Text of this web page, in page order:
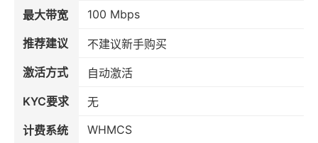
最大带宽 100 Mbps
推荐建议
不建议新手购买
激活方式
自动激活
KYC要求
无
计费系统
WHMCS